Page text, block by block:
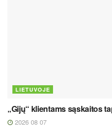
LIETUVOJE
„Gijų“ klientams sąskaitos
2026 08 07